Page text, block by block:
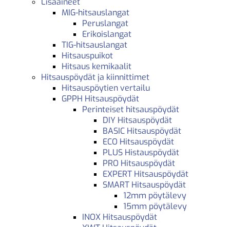
MIG-hitsauslangat
Peruslangat
Erikoislangat
TIG-hitsauslangat
Hitsauspuikot
Hitsaus kemikaalit
Hitsauspöydät ja kiinnittimet
Hitsauspöytien vertailu
GPPH Hitsauspöydät
Perinteiset hitsauspöydät
DIY Hitsauspöydät
BASIC Hitsauspöydät
ECO Hitsauspöydät
PLUS Histauspöydät
PRO Hitsauspöydät
EXPERT Hitsauspöydät
SMART Hitsauspöydät
12mm pöytälevy
15mm pöytälevy
INOX Hitsauspöydät